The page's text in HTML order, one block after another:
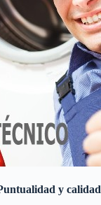
y calidad